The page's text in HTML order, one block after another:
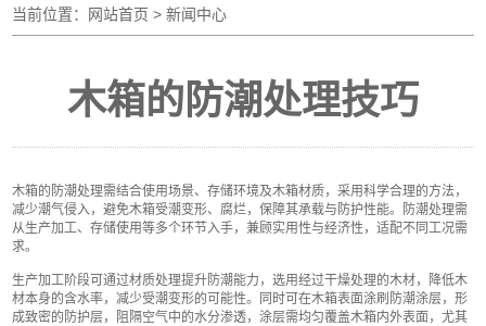
当前位置： 网站首页 > 新闻中心
木箱的防潮处理技巧
木箱的防潮处理需结合使用场景、存储环境及木箱材质，采用科学合理的方法，
减少潮气侵入，避免木箱受潮变形、腐烂，保障其承载与防护性能。防潮处理需
从生产加工、存储使用等多个环节入手，兼顾实用性与经济性，适配不同工况需
求。
生产加工阶段可通过材质处理提升防潮能力，选用经过干燥处理的木材，降低木
材本身的含水率，减少受潮变形的可能性。同时可在木箱表面涂刷防潮涂层，形
成致密的防护层，阻隔空气中的水分渗透，涂层需均匀覆盖木箱内外表面，尤其